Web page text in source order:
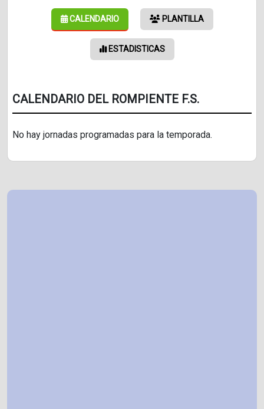
CALENDARIO PLANTILLA
ESTADISTICAS
CALENDARIO DEL ROMPIENTE F.S.
No hay jornadas programadas para la temporada.